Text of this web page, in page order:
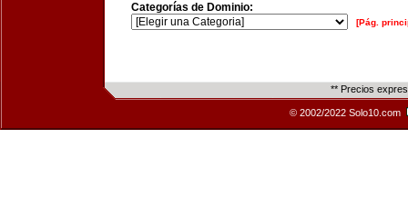
Categorías de Dominio:
[Pág.
** Precios
© 2002/2022 Solo10.com